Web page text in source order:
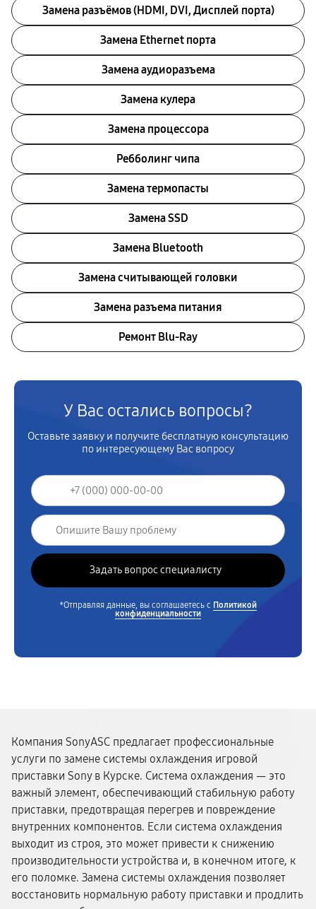
Замена разъёмов (HDMI, DVI, Дисплей порта)
Замена Ethernet порта
Замена аудиоразъема
Замена кулера
Замена процессора
Ребболинг чипа
Замена термопасты
Замена SSD
Замена Bluetooth
Замена считывающей головки
Замена разъема питания
Ремонт Blu-Ray
У Вас остались вопросы?
Оставьте заявку и получите бесплатную консультацию
по интересующему Вас вопросу
*Отправляя данные, вы соглашаетесь с Политикой
конфиденциальности
Компания SonyASC предлагает профессиональные
услуги по замене системы охлаждения игровой
приставки Sony в Курске. Система охлаждения — это
важный элемент, обеспечивающий стабильную работу
приставки, предотвращая перегрев и повреждение
внутренних компонентов. Если система охлаждения
выходит из строя, это может привести к снижению
производительности устройства и, в конечном итоге, к
его поломке. Замена системы охлаждения позволяет
восстановить нормальную работу приставки и продлить